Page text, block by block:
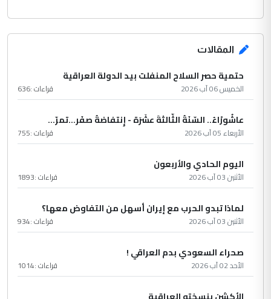
المقالات
حتمية حصر السلاح المنفلت بيد الدولة العراقية
الخميس 06 آب 2026 قراءات :636
عاشُورْاءُ.. السّنَةُ الثّالثةَ عشَرَة - إِنتفاضةُ صفَر…تمرّ...
الأربعاء 05 آب 2026 قراءات :755
اليوم الحادي والأربعون
الأثنين 03 آب 2026 قراءات :1893
لماذا تبدو الحرب مع إيران أسهل من التفاوض معها؟
الأثنين 03 آب 2026 قراءات :934
صحراء السعودي بدم العراقي !
الأحد 02 آب 2026 قراءات :1014